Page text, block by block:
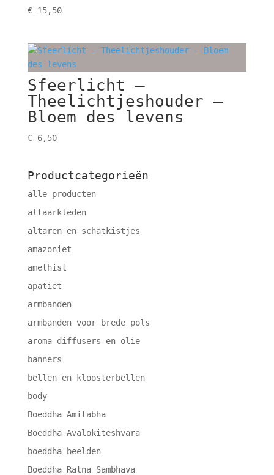
€15,50
Sfeerlicht –
Theelichtjeshouder –
Bloem des levens
€6,50
Productcategorieën
alle producten
altaarkleden
altaren en schatkistjes
amazoniet
amethist
apatiet
armbanden
armbanden voor brede pols
aroma diffusers en olie
banners
bellen en kloosterbellen
body
Boeddha Amitabha
Boeddha Avalokiteshvara
boeddha beelden
Boeddha Ratna Sambhava